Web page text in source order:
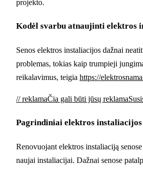
projekto.
Kodėl svarbu atnaujinti elektros
Senos elektros instaliacijos dažnai
problemas, tokias kaip trumpieji
reikalavimus, teigia https://
// reklamaČia gali būti jūsų reklama
Pagrindiniai elektros
Renovuojant elektros instaliaciją
naujai instaliacijai. Dažnai senose